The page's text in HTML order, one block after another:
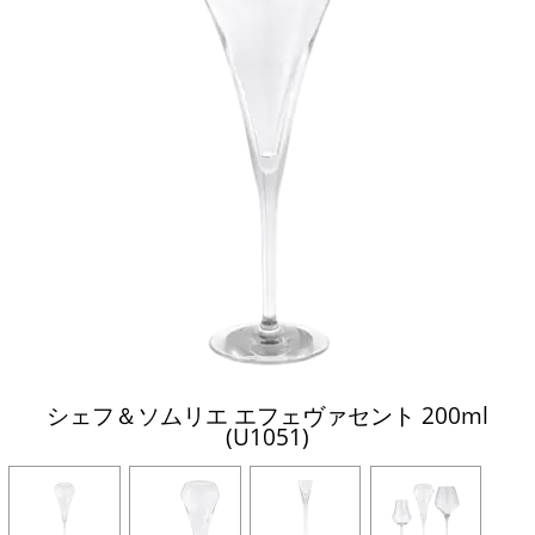
シェフ＆ソムリエ エフェヴァセント 200ml
(U1051)